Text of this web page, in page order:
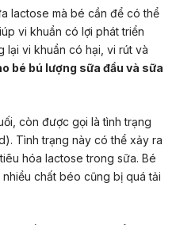
lactose mà bé cần để có thể
vi khuẩn có lợi phát triển
lại vi khuẩn có hại, vi rút và
bé bú lượng sữa đầu và sữa
còn được gọi là tình trạng
Tình trạng này có thể xảy ra
hóa lactose trong sữa. Bé
chất béo cũng bị quá tải